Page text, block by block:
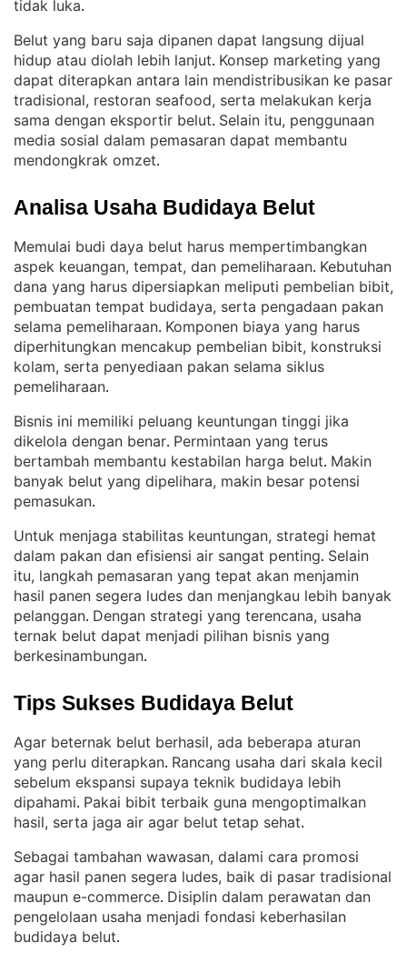
tidak luka.
Belut yang baru saja dipanen dapat langsung dijual
hidup atau diolah lebih lanjut. Konsep marketing yang
dapat diterapkan antara lain mendistribusikan ke pasar
tradisional, restoran seafood, serta melakukan kerja
sama dengan eksportir belut. Selain itu, penggunaan
media sosial dalam pemasaran dapat membantu
mendongkrak omzet.
Analisa Usaha Budidaya Belut
Memulai budi daya belut harus mempertimbangkan
aspek keuangan, tempat, dan pemeliharaan. Kebutuhan
dana yang harus dipersiapkan meliputi pembelian bibit,
pembuatan tempat budidaya, serta pengadaan pakan
selama pemeliharaan. Komponen biaya yang harus
diperhitungkan mencakup pembelian bibit, konstruksi
kolam, serta penyediaan pakan selama siklus
pemeliharaan.
Bisnis ini memiliki peluang keuntungan tinggi jika
dikelola dengan benar. Permintaan yang terus
bertambah membantu kestabilan harga belut. Makin
banyak belut yang dipelihara, makin besar potensi
pemasukan.
Untuk menjaga stabilitas keuntungan, strategi hemat
dalam pakan dan efisiensi air sangat penting. Selain
itu, langkah pemasaran yang tepat akan menjamin
hasil panen segera ludes dan menjangkau lebih banyak
pelanggan. Dengan strategi yang terencana, usaha
ternak belut dapat menjadi pilihan bisnis yang
berkesinambungan.
Tips Sukses Budidaya Belut
Agar beternak belut berhasil, ada beberapa aturan
yang perlu diterapkan. Rancang usaha dari skala kecil
sebelum ekspansi supaya teknik budidaya lebih
dipahami. Pakai bibit terbaik guna mengoptimalkan
hasil, serta jaga air agar belut tetap sehat.
Sebagai tambahan wawasan, dalami cara promosi
agar hasil panen segera ludes, baik di pasar tradisional
maupun e-commerce. Disiplin dalam perawatan dan
pengelolaan usaha menjadi fondasi keberhasilan
budidaya belut.